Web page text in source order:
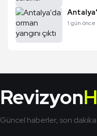
1 gün önce
Revizyon
Güncel haberler, son